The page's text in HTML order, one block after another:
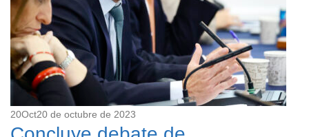
20Oct20 de octubre de 2023